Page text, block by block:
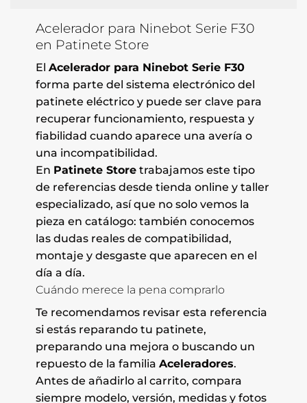
Acelerador para Ninebot Serie F30
en Patinete Store
El Acelerador para Ninebot Serie F30
forma parte del sistema electrónico del
patinete eléctrico y puede ser clave para
recuperar funcionamiento, respuesta y
fiabilidad cuando aparece una avería o
una incompatibilidad.
En Patinete Storetrabajamos este tipo
de referencias desde tienda online y taller
especializado, así que no solo vemos la
pieza en catálogo: también conocemos
las dudas reales de compatibilidad,
montaje y desgaste que aparecen en el
día a día.
Cuándo merece la pena comprarlo
Te recomendamos revisar esta referencia
si estás reparando tu patinete,
preparando una mejora o buscando un
repuesto de la familia Aceleradores.
Antes de añadirlo al carrito, compara
siempre modelo, versión, medidas y fotos